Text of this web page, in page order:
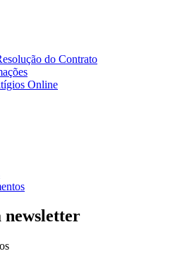
do Contrato
Online
newsletter